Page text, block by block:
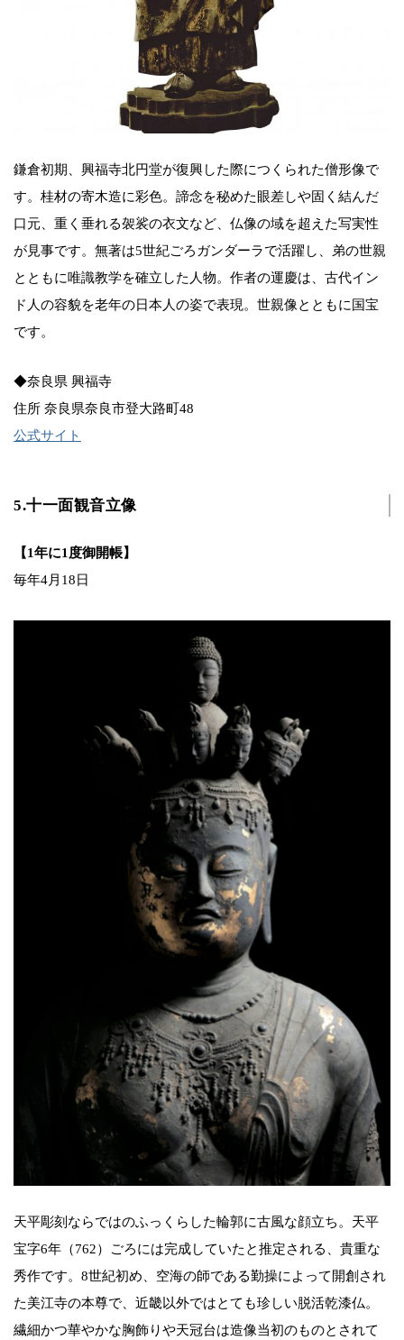
鎌倉初期、興福寺北円堂が復興した際につくられた僧形像で
す。桂材の寄木造に彩色。諦念を秘めた眼差しや固く結んだ
口元、重く垂れる袈裟の衣文など、仏像の域を超えた写実性
が見事です。無著は5世紀ごろガンダーラで活躍し、弟の世親
とともに唯識教学を確立した人物。作者の運慶は、古代イン
ド人の容貌を老年の日本人の姿で表現。世親像とともに国宝
です。
◆奈良県 興福寺
住所 奈良県奈良市登大路町48
公式サイト
5.十一面観音立像
【1年に1度御開帳】
毎年4月18日
天平彫刻ならではのふっくらした輪郭に古風な顔立ち。天平
宝字6年（762）ごろには完成していたと推定される、貴重な
秀作です。8世紀初め、空海の師である勤操によって開創され
た美江寺の本尊で、近畿以外ではとても珍しい脱活乾漆仏。
繊細かつ華やかな胸飾りや天冠台は造像当初のものとされて